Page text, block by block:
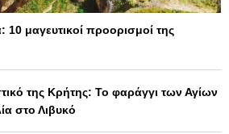
μαγευτικοί προορισμοί της
της Κρήτης: Το φαράγγι των Αγίων
στο Λιβυκό